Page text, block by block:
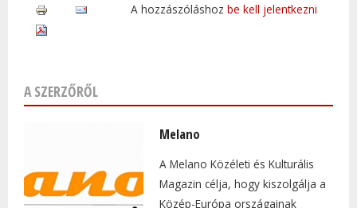
A hozzászóláshoz be kell jelentkezni
A SZERZŐRŐL
Melano
A Melano Közéleti és Kulturális
Magazin célja, hogy kiszolgálja a
Közép-Európa országainak